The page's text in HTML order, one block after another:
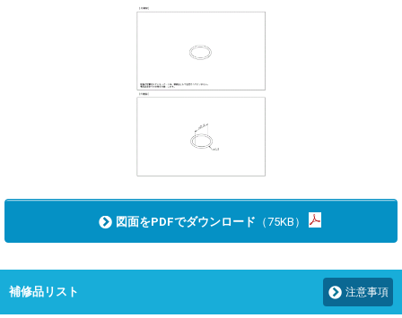
図面をPDFでダウンロード （75KB）
補修品リスト 注意事項